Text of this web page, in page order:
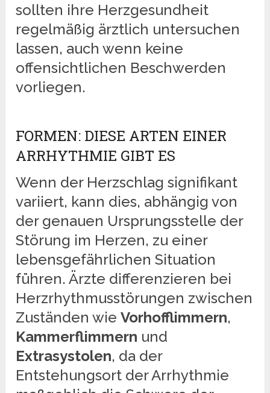
sollten ihre Herzgesundheit
regelmäßig ärztlich untersuchen
lassen, auch wenn keine
offensichtlichen Beschwerden
vorliegen.
FORMEN: DIESE ARTEN EINER
ARRHYTHMIE GIBT ES
Wenn der Herzschlag signifikant
variiert, kann dies, abhängig von
der genauen Ursprungsstelle der
Störung im Herzen, zu einer
lebensgefährlichen Situation
führen. Ärzte differenzieren bei
Herzrhythmusstörungen zwischen
Zuständen wieVorhofflimmern,
Kammerflimmern und
Extrasystolen, da der
Entstehungsort der Arrhythmie